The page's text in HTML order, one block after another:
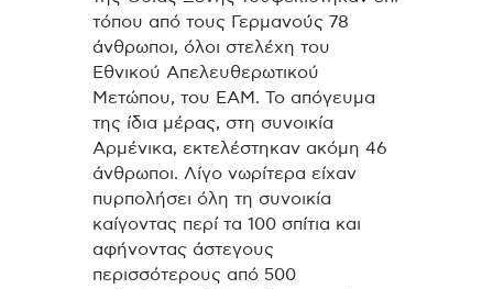
τόπου από τους Γερμανούς 78
άνθρωποι, όλοι στελέχη του
Εθνικού Απελευθερωτικού
Μετώπου, του ΕΑΜ. Το απόγευμα
της ίδια μέρας, στη συνοικία
Αρμένικα, εκτελέστηκαν ακόμη 46
άνθρωποι. Λίγο νωρίτερα είχαν
πυρπολήσει όλη τη συνοικία
καίγοντας περί τα 100 σπίτια και
αφήνοντας άστεγους
περισσότερους από 500